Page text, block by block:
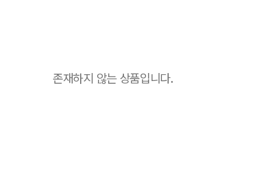
존재하지 않는 상품입니다.